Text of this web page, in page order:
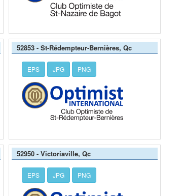
52853 - St-Rédempteur-Bernières, Qc
EPS JPG PNG
52950 - Victoriaville, Qc
EPS JPG PNG